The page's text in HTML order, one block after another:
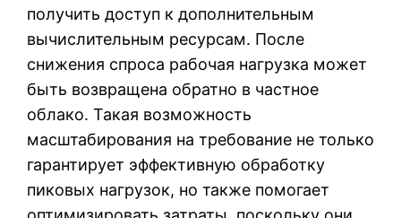
получить доступ к дополнительным
вычислительным ресурсам. После
снижения спроса рабочая нагрузка может
быть возвращена обратно в частное
облако. Такая возможность
масштабирования на требование не только
гарантирует эффективную обработку
пиковых нагрузок, но также помогает